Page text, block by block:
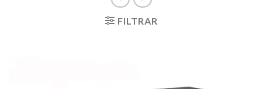
FILTRAR